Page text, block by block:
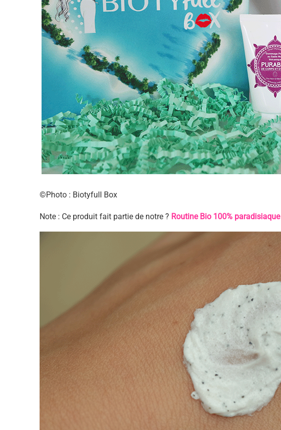
©Photo : Biotyfull Box
Note : Ce produit fait partie de notre ? Routine Bio 100% paradisiaque